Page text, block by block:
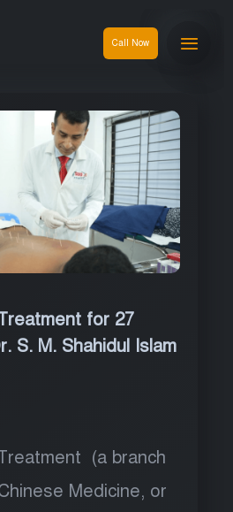
Call Now
for 27
S. M. Shahidul Islam
(a branch
Medicine, or